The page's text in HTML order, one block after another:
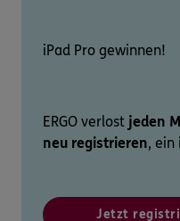
iPad Pro gewinnen!
ERGO verlost jeden
neu registrieren, ein
Jetzt